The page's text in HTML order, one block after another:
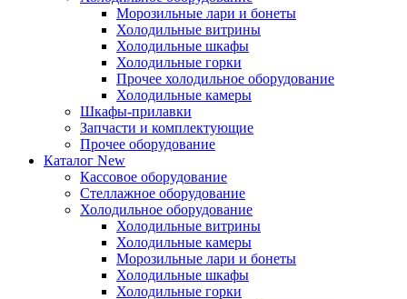
Морозильные лари и бонеты
Холодильные витрины
Холодильные шкафы
Холодильные горки
Прочее холодильное оборудование
Холодильные камеры
Шкафы-прилавки
Запчасти и комплектующие
Прочее оборудование
Каталог New
Кассовое оборудование
Стеллажное оборудование
Холодильное оборудование
Холодильные витрины
Холодильные камеры
Морозильные лари и бонеты
Холодильные шкафы
Холодильные горки